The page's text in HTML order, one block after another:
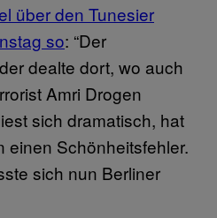
über den Tunesier
so: “Der
dealte dort, wo auch
Amri Drogen
sich dramatisch, hat
einen Schönheitsfehler.
sich nun Berliner